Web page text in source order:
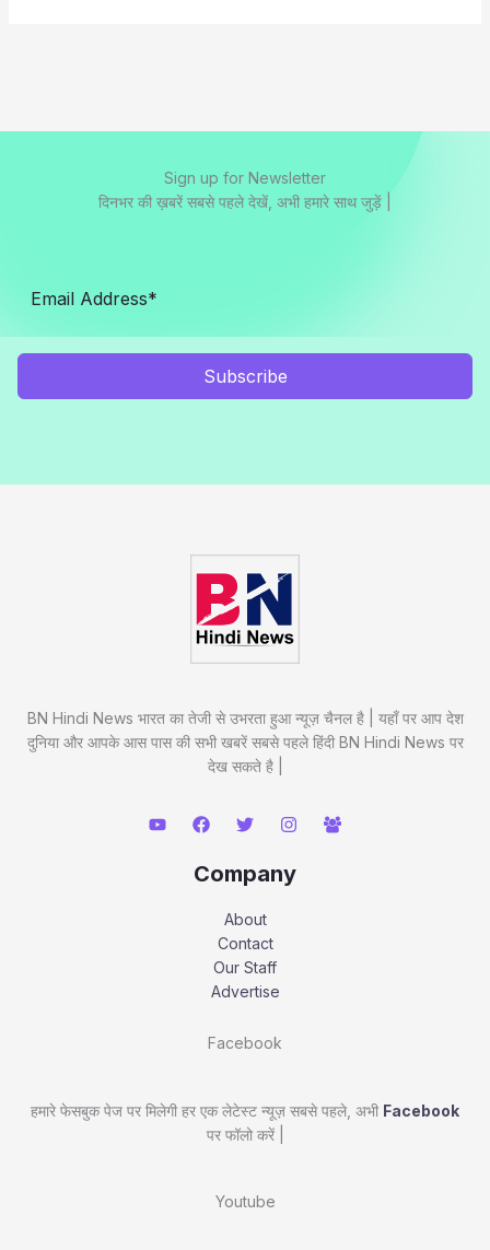
Sign up for Newsletter
दिनभर की ख़बरें सबसे पहले देखें, अभी हमारे साथ जुड़ें |
Subscribe
BN Hindi News भारत का तेजी से उभरता हुआ न्यूज़ चैनल है | यहाँ पर आप देश
दुनिया और आपके आस पास की सभी खबरें सबसे पहले हिंदी BN Hindi News पर
देख सकते है |
Company
About
Contact
Our Staff
Advertise
Facebook
हमारे फेसबुक पेज पर मिलेगी हर एक लेटेस्ट न्यूज़ सबसे पहले, अभी Facebook
पर फॉलो करें |
Youtube